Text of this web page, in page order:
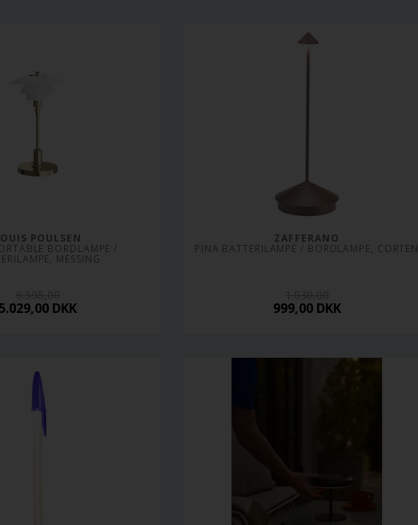
POULSEN
BORDLAMPE /
MESSING
5.029,00 DKK
ZAFFERANO
PINA BATTERILAMPE / BORDLAMPE, CORTEN
999,00 DKK